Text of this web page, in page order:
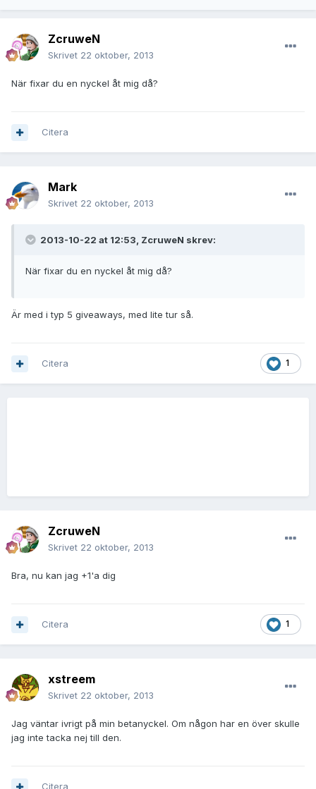
ZcruweN
Skrivet 22 oktober, 2013
När fixar du en nyckel åt mig då?
Citera
Mark
Skrivet 22 oktober, 2013
2013-10-22 at 12:53, ZcruweN skrev:
När fixar du en nyckel åt mig då?
Är med i typ 5 giveaways, med lite tur så.
1
Citera
ZcruweN
Skrivet 22 oktober, 2013
Bra, nu kan jag +1'a dig
1
Citera
xstreem
Skrivet 22 oktober, 2013
Jag väntar ivrigt på min betanyckel. Om någon har en över skulle
jag inte tacka nej till den.
Citera